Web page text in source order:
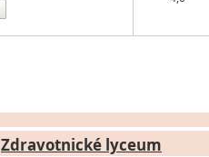
Zdravotnické lyceum